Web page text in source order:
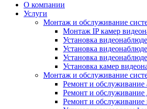
О компании
Услуги
Монтаж и обслуживание
Монтаж IP камер
Установка
Установка
Установка
Установка камер
Монтаж и обслуживание
Ремонт и обслуживание
Ремонт и
Ремонт и обслуживание